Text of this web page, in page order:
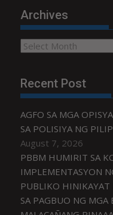
Archives
Archives
Recent Post
AGFO SA MGA
SA POLISIYA NG
August 7, 2026
PBBM HUMIRIT SA
IMPLEMENTASYON
PUBLIKO HINIKAYAT
SA PAGBUO NG MGA